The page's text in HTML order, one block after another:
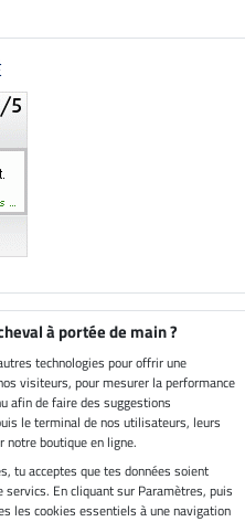
à portée de main ?
technologies pour offrir une
visiteurs, pour mesurer la performance
afin de faire des suggestions
le terminal de nos utilisateurs, leurs
boutique en ligne.
tu acceptes que tes données soient
En cliquant sur Paramètres, puis
les cookies essentiels à une navigation